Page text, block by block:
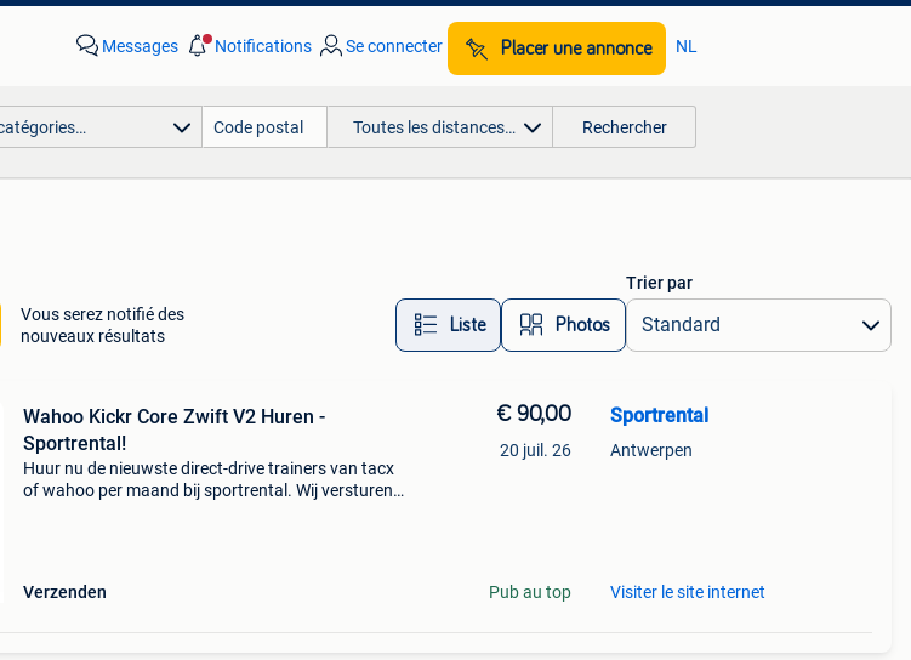
Messages Notifications Se connecter Placer une annonce NL
Toutes les distances… Rechercher
Vous serez notifié des
nouveaux résultats
Liste Photos
Trier par
Wahoo Kickr Core Zwift V2 Huren -
Sportrental!
Huur nu de nieuwste direct-drive trainers van tacx
of wahoo per maand bij sportrental. Wij versturen
Verzenden
€ 90,00
20 juil. 26
Pub au top
Sportrental
Antwerpen
Visiter le site internet